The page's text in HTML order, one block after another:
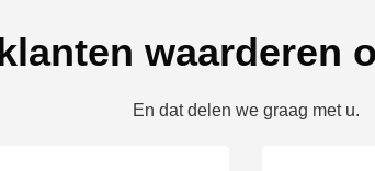
waarderen
En dat delen we graag met u.